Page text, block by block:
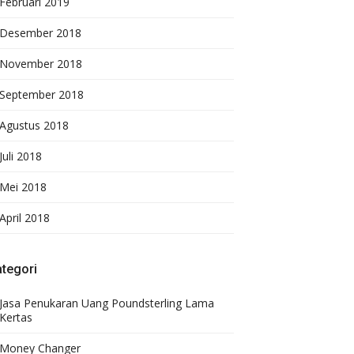
Desember 2018
November 2018
September 2018
Agustus 2018
Juli 2018
Mei 2018
April 2018
Jasa Penukaran Uang Poundsterling Lama
Kertas
Money Changer